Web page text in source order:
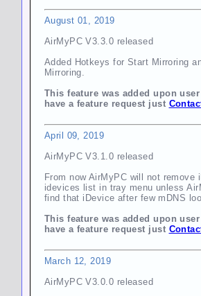
August 01, 2019
AirMyPC V3.3.0 released
Added Hotkeys for Start Mirroring
Mirroring.
This feature was added upon
have a feature request just
April 09, 2019
AirMyPC V3.1.0 released
From now AirMyPC will not remove
idevices list in tray menu unless
find that iDevice after few mDNS
This feature was added upon
have a feature request just
March 12, 2019
AirMyPC V3.0.0 released